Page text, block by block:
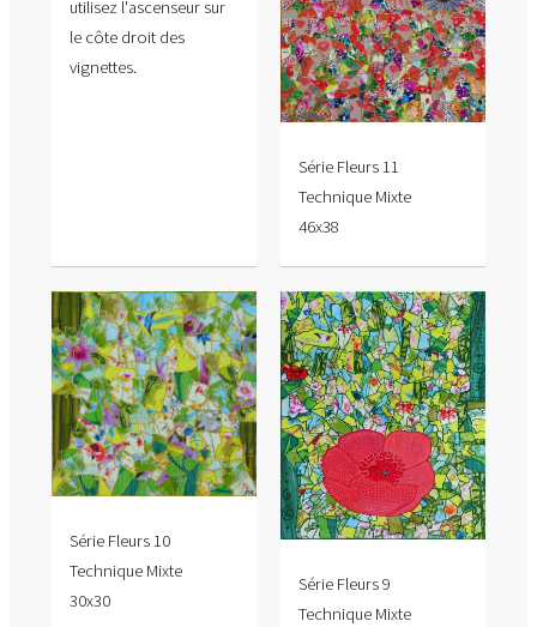
utilisez l'ascenseur sur
le côte droit des
vignettes.
Série Fleurs 11
Technique Mixte
46x38
Série Fleurs 10
Technique Mixte
30x30
Série Fleurs 9
Technique Mixte